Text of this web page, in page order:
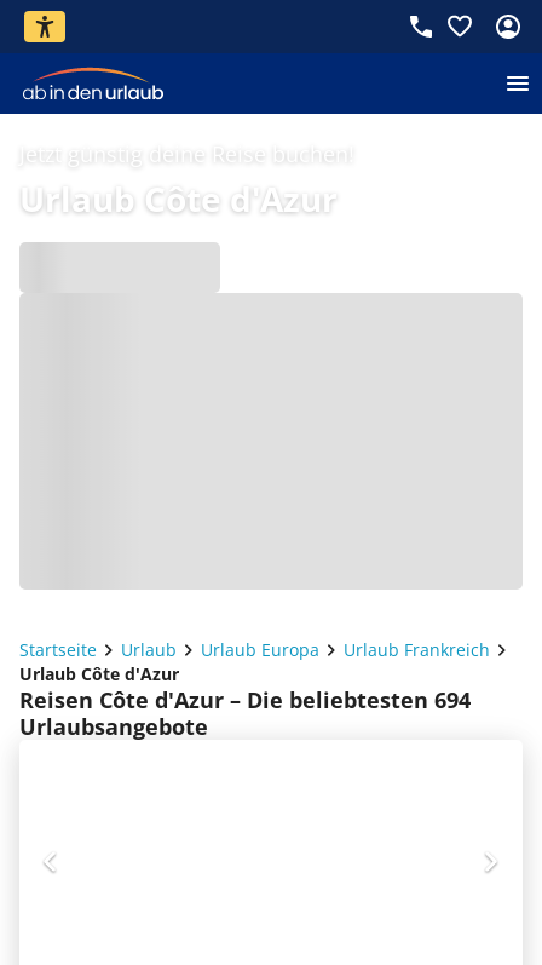
Jetzt günstig deine Reise buchen!
Urlaub Côte d'Azur
Startseite Urlaub Urlaub Europa
Urlaub Frankreich
Urlaub Côte d'Azur
Reisen Côte d'Azur – Die beliebtesten 694
Urlaubsangebote